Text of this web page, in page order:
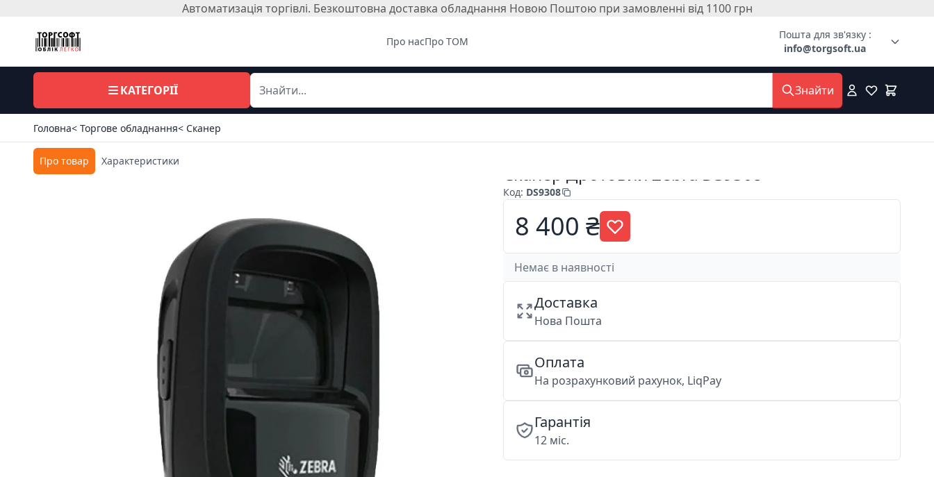
Автоматизація торгівлі. Безкоштовна доставка обладнання Новою Поштою при замовленні від 1100 грн
Про насПро ТОМ
Пошта для зв'язку :
info@torgsoft.ua
КАТЕГОРІЇ Знайти
Головна< Торгове обладнання< Сканер
Про товар Характеристики
Сканер Дротовий Zebra DS9308
Код: DS9308
8 400 ₴
Немає в наявності
Доставка
Нова Пошта
Оплата
На розрахунковий рахунок, LiqPay
Гарантія
12 міс.